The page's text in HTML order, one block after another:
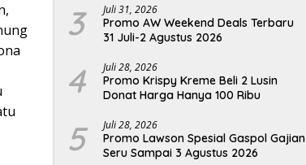
3 Juli 31, 2026
Promo AW Weekend Deals Terbaru
31 Juli-2 Agustus 2026
4 Juli 28, 2026
Promo Krispy Kreme Beli 2 Lusin
Donat Harga Hanya 100 Ribu
5 Juli 28, 2026
Promo Lawson Spesial Gaspol Gajian
Seru Sampai 3 Agustus 2026